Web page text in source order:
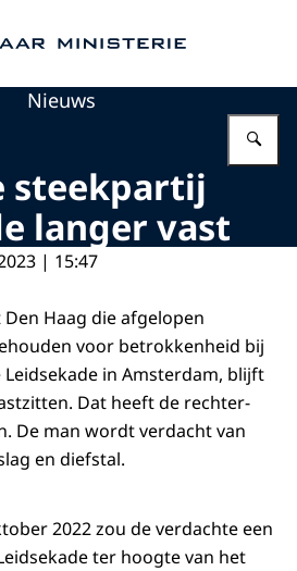
Nieuws
steekpartij
langer vast
| 15:47
Haag die afgelopen
voor betrokkenheid bij
in Amsterdam, blijft
Dat heeft de rechter-
De man wordt verdacht van
en diefstal.
2022 zou de verdachte een
ter hoogte van het